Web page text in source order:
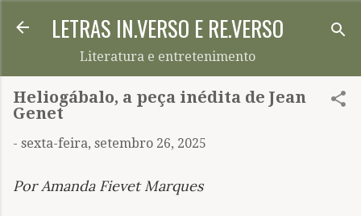
Pular para o conteúdo principal
LETRAS IN.VERSO E RE.VERSO
Literatura e entretenimento
Heliogábalo, a peça inédita de Jean
Genet
- sexta-feira, setembro 26, 2025
Por Amanda Fievet Marques